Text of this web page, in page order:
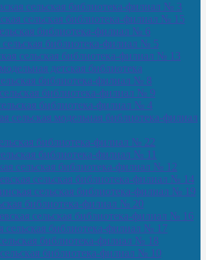
сельская библиотека-филиал № 3
сельская библиотека-филиал № 15
библиотека-филиал № 6
библиотека-филиал № 5
сельская библиотека-филиал № 13
детская библиотека
библиотека-филиал № 8
библиотека-филиал № 9
библиотека-филиал № 4
сельская модельная библиотека-филиал
библиотека-филиал № 22
библиотека-филиал № 11
сельская библиотека-филиал № 12
сельская библиотека-филиал № 14
сельская библиотека-филиал № 19
библиотека-филиал № 20
сельская библиотека-филиал № 16
сельская библиотека-филиал № 17
библиотека-филиал № 18
библиотека-филиал № 10